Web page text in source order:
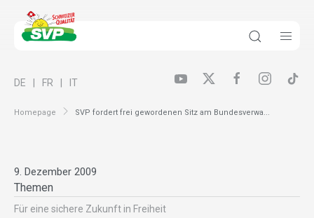
Homepage SVP fordert frei gewordenen Sitz am Bundesverwa...
DE FR IT
9. Dezember 2009
Themen
Für eine sichere Zukunft in Freiheit